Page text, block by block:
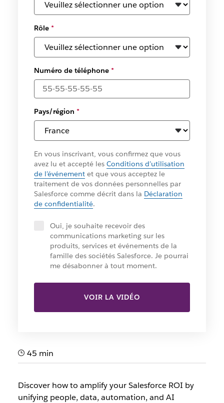
Rôle*
Numéro de téléphone*
Pays/région *
En vous inscrivant, vous confirmez que vous
avez lu et accepté les Conditions d’utilisation
de l’événementet que vous acceptez le
traitement de vos données personnelles par
Salesforce comme décrit dans la Déclaration
de confidentialité.
Oui, je souhaite recevoir des
communications marketing sur les
produits, services et événements de la
famille des sociétés Salesforce. Je pourrai
me désabonner à tout moment.
VOIR LA VIDÉO
45 min
Discover how to amplify your Salesforce ROI by
unifying people, data, automation, and AI